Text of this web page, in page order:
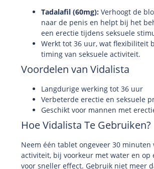
Tadalafil (60mg): Verhoogt de
naar de penis en helpt bij het
een erectie tijdens seksuele
Werkt tot 36 uur, wat flexibiliteit
timing van seksuele activiteit.
Voordelen van Vidalista
Langdurige werking tot 36 uur
Verbeterde erectie en seksuele
Geschikt voor mannen met
Hoe Vidalista Te Gebruiken?
Neem één tablet ongeveer 30 minuten
activiteit, bij voorkeur met water en op
voor sneller effect. Gebruik niet meer